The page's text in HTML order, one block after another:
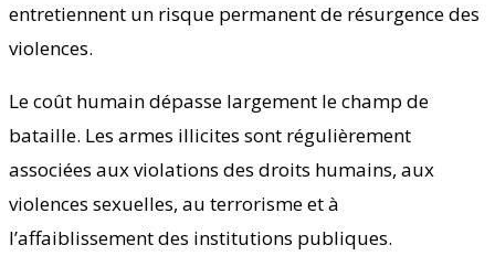
entretiennent un risque permanent de résurgence des
violences.
Le coût humain dépasse largement le champ de
bataille. Les armes illicites sont régulièrement
associées aux violations des droits humains, aux
violences sexuelles, au terrorisme et à
l’affaiblissement des institutions publiques.